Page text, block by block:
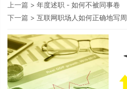
上一篇 > 年度述职 - 如何不被同事卷
下一篇 > 互联网职场人如何正确地写